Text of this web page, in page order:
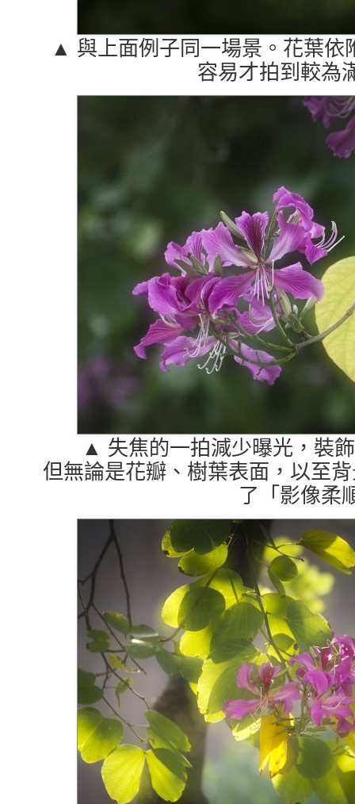
▲ 與上面例子同一場景。花葉依
容易才拍到較為
▲ 失焦的一拍減少曝光，裝
但無論是花瓣、樹葉表面，以至
了「影像柔